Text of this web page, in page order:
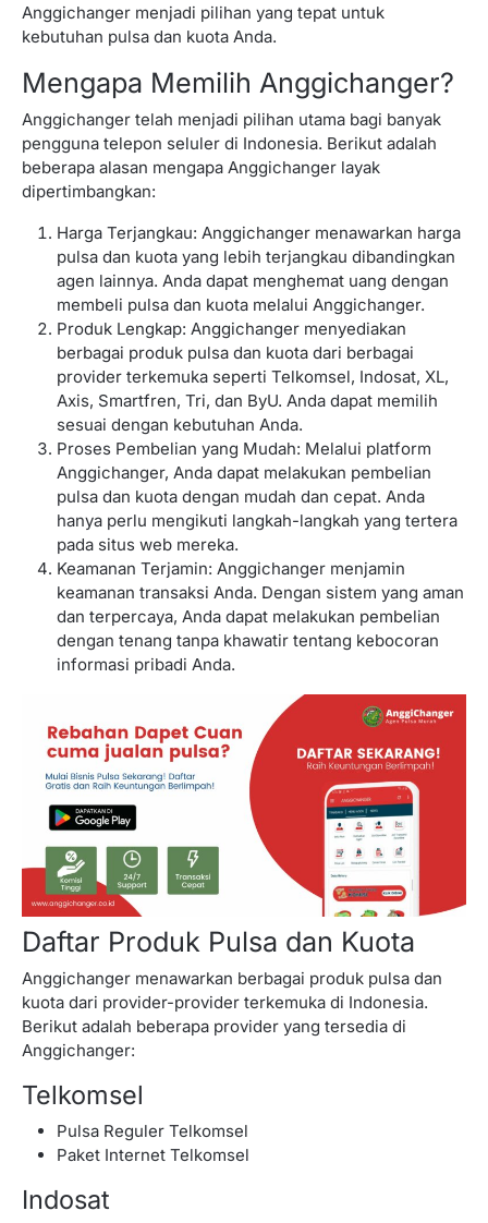
Anggichanger menjadi pilihan yang tepat untuk
kebutuhan pulsa dan kuota Anda.
Mengapa Memilih Anggichanger?
Anggichanger telah menjadi pilihan utama bagi banyak
pengguna telepon seluler di Indonesia. Berikut adalah
beberapa alasan mengapa Anggichanger layak
dipertimbangkan:
Harga Terjangkau: Anggichanger menawarkan harga
pulsa dan kuota yang lebih terjangkau dibandingkan
agen lainnya. Anda dapat menghemat uang dengan
membeli pulsa dan kuota melalui Anggichanger.
Produk Lengkap: Anggichanger menyediakan
berbagai produk pulsa dan kuota dari berbagai
provider terkemuka seperti Telkomsel, Indosat, XL,
Axis, Smartfren, Tri, dan ByU. Anda dapat memilih
sesuai dengan kebutuhan Anda.
Proses Pembelian yang Mudah: Melalui platform
Anggichanger, Anda dapat melakukan pembelian
pulsa dan kuota dengan mudah dan cepat. Anda
hanya perlu mengikuti langkah-langkah yang tertera
pada situs web mereka.
Keamanan Terjamin: Anggichanger menjamin
keamanan transaksi Anda. Dengan sistem yang aman
dan terpercaya, Anda dapat melakukan pembelian
dengan tenang tanpa khawatir tentang kebocoran
informasi pribadi Anda.
Daftar Produk Pulsa dan Kuota
Anggichanger menawarkan berbagai produk pulsa dan
kuota dari provider-provider terkemuka di Indonesia.
Berikut adalah beberapa provider yang tersedia di
Anggichanger:
Telkomsel
Pulsa Reguler Telkomsel
Paket Internet Telkomsel
Indosat